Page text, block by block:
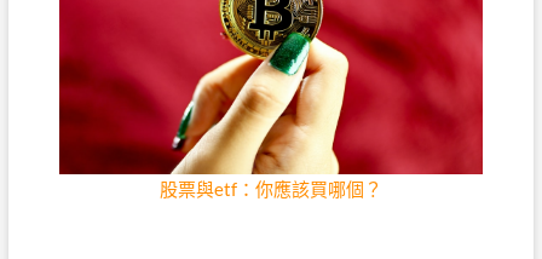
股票與etf：你應該買哪個？